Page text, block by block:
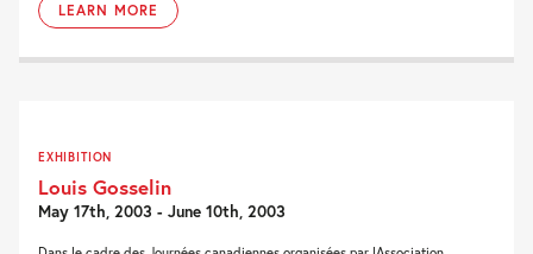
LEARN MORE
EXHIBITION
Louis Gosselin
May 17th, 2003 - June 10th, 2003